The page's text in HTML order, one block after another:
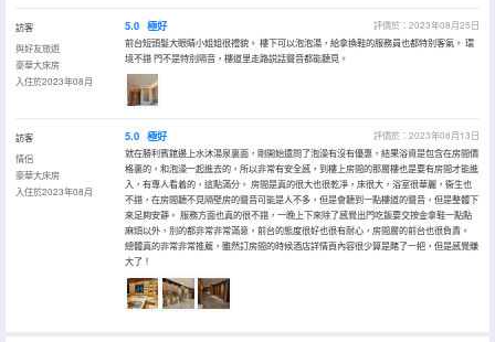
訪客
與好友旅遊
豪華大床房
入住於2023年08月
5.0 極好
評價於：2023年08月25日
前台短頭髮大眼睛小姐姐很禮貌。 樓下可以泡泡湯，給拿換鞋的服務員也都特別客氣。 環
境不錯 門不是特別隔音，樓道里走路説話聲音都能聽見。
訪客
情侶
豪華大床房
入住於2023年08月
5.0 極好
評價於：2023年08月13日
就在勝利賓館邊上水沐湯泉裏面，剛開始還問了泡澡有沒有優惠，結果浴資是包含在房間價
格裏的，和泡澡一起進去的，所以非常有安全感，到樓上房間的那層樓也是要有房間才能進
入，有專人看着的，這點滿分。 房間是真的很大也很乾凈，床很大，浴室很華麗，衞生也
不錯，在房間聽不見隔壁房的聲音可能是人不多，但是會聽到一點樓道的聲音，但是整體下
來足夠安靜。 服務方面也真的很不錯，一晚上下來除了感覺出門吃飯要交按金拿鞋一點點
麻煩以外，別的都非常非常滿意，前台的態度很好也很有耐心，房間層的前台也很負責。
總體真的非常非常推薦，雖然訂房間的時候酒店詳情頁內容很少算是賭了一把，但是感覺賺
大了！